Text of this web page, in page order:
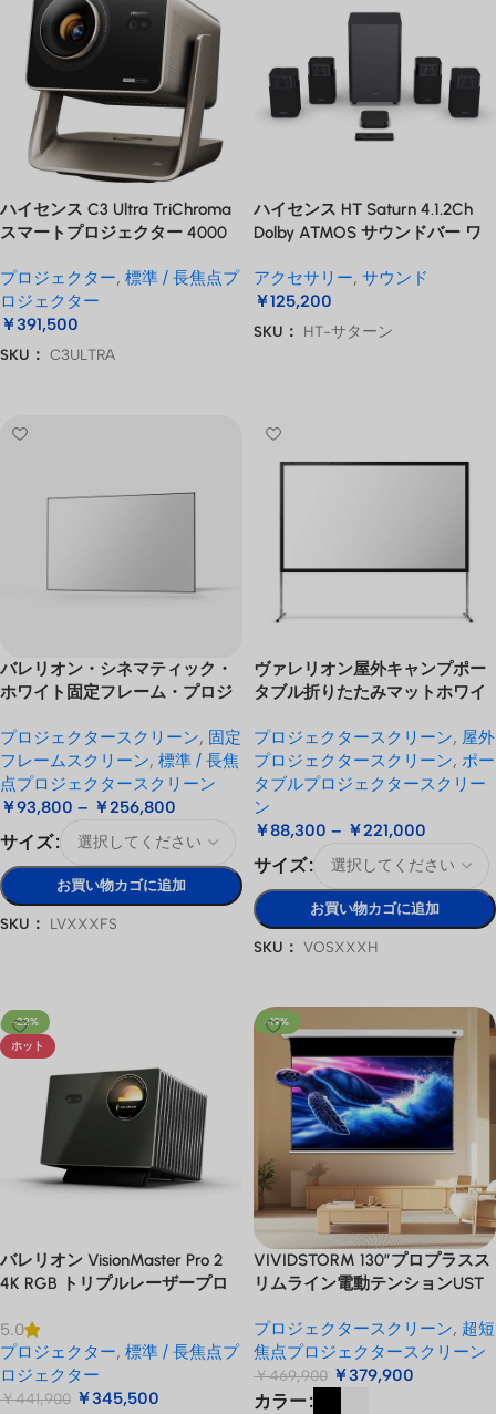
ハイセンス C3 Ultra TriChroma
スマートプロジェクター 4000
プロジェクター, 標準 / 長焦点プ
ロジェクター
￥391,500
SKU： C3ULTRA
ハイセンス HT Saturn 4.1.2Ch
Dolby ATMOS サウンドバー ワ
アクセサリー, サウンド
￥125,200
SKU： HT-サターン
バレリオン・シネマティック・
ホワイト固定フレーム・プロジ
プロジェクタースクリーン, 固定
フレームスクリーン, 標準 / 長焦
点プロジェクタースクリーン
￥93,800 – ￥256,800
サイズ
お買い物カゴに追加
SKU： LVXXXFS
ヴァレリオン屋外キャンプポー
タブル折りたたみマットホワイ
プロジェクタースクリーン, 屋外
プロジェクタースクリーン, ポー
タブルプロジェクタースクリー
ン
￥88,300 – ￥221,000
サイズ
お買い物カゴに追加
SKU： VOSXXXH
-22%
ホット
バレリオン VisionMaster Pro 2
4K RGB トリプルレーザープロ
5.0
プロジェクター, 標準 / 長焦点プ
ロジェクター
￥441,900 ￥345,500
-19%
VIVIDSTORM 130″プロプラスス
リムライン電動テンションUST
プロジェクタースクリーン, 超短
焦点プロジェクタースクリーン
￥469,900 ￥379,900
カラー